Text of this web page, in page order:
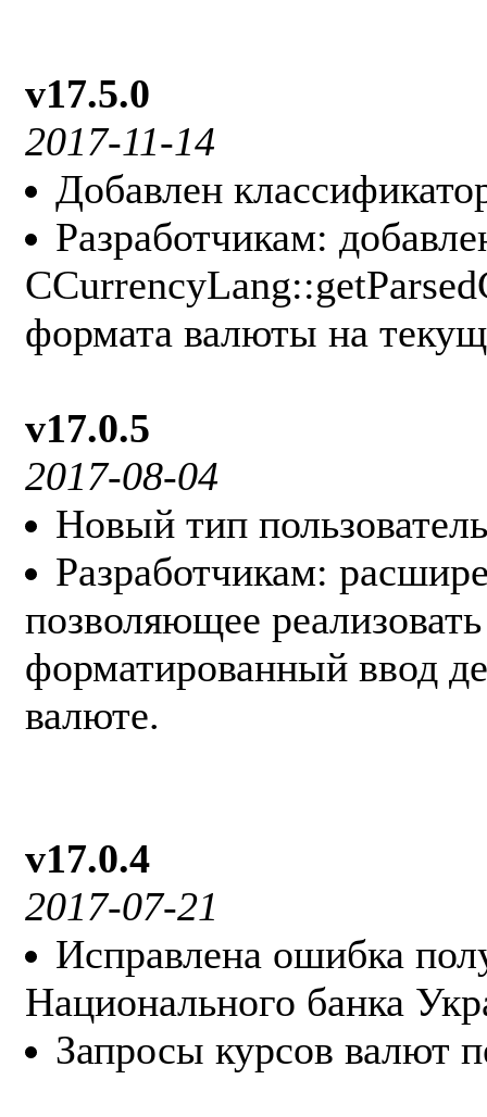
v17.5.0
2017-11-14
Добавлен
Разработчикам:
формата валюты на
v17.0.5
2017-08-04
Новый тип
Разработчикам:
позволяющее
форматированный ввод
валюте.
v17.0.4
2017-07-21
Исправлена ошибка
Национального банка
Запросы курсов валют